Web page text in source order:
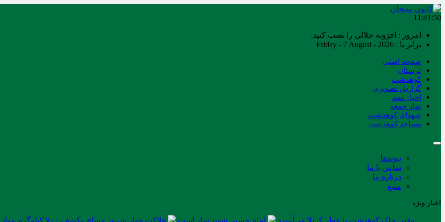
11:41:50
امروز : افزونه جلالی را نصب کنید.
برابر با : Friday - 7 August - 2026
صفحه اصلی
لرستان
کوهدشت
گزارش تصویری
اخبار مهم
نماز جمعه
شهدای کوهدشت
مساجد کوهدشت
پیوندها
تماس با ما
درباره ما
منبع
اخبار ویژه
وقتی خاک کوهدشت با عطر کربلا می‌آمیزد امام حسین شهید نماز است هلاکت چهار شرور مسلح وکشف ۷۰۰ کیلوگرم مواد مخدر